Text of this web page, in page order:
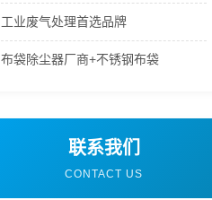
工业废气处理首选品牌
布袋除尘器厂商+不锈钢布袋
联系我们
CONTACT US